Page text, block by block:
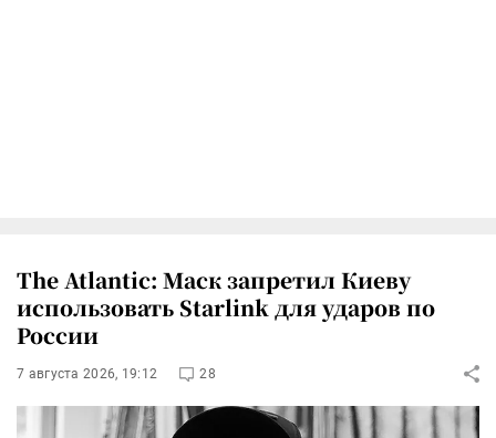
The Atlantic: Маск запретил Киеву
использовать Starlink для ударов по
России
7 августа 2026, 19:12 28